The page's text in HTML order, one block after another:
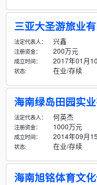
三亚大圣游旅业
法定代表人： 兴鑫
注册资金： 200万元
成立时间： 2017年01月
状态: 在业/存续
海南绿岛田园实
法定代表人： 何英杰
注册资金： 1000万元
成立时间： 2014年09月
状态: 在业/存续
海南旭铭体育文